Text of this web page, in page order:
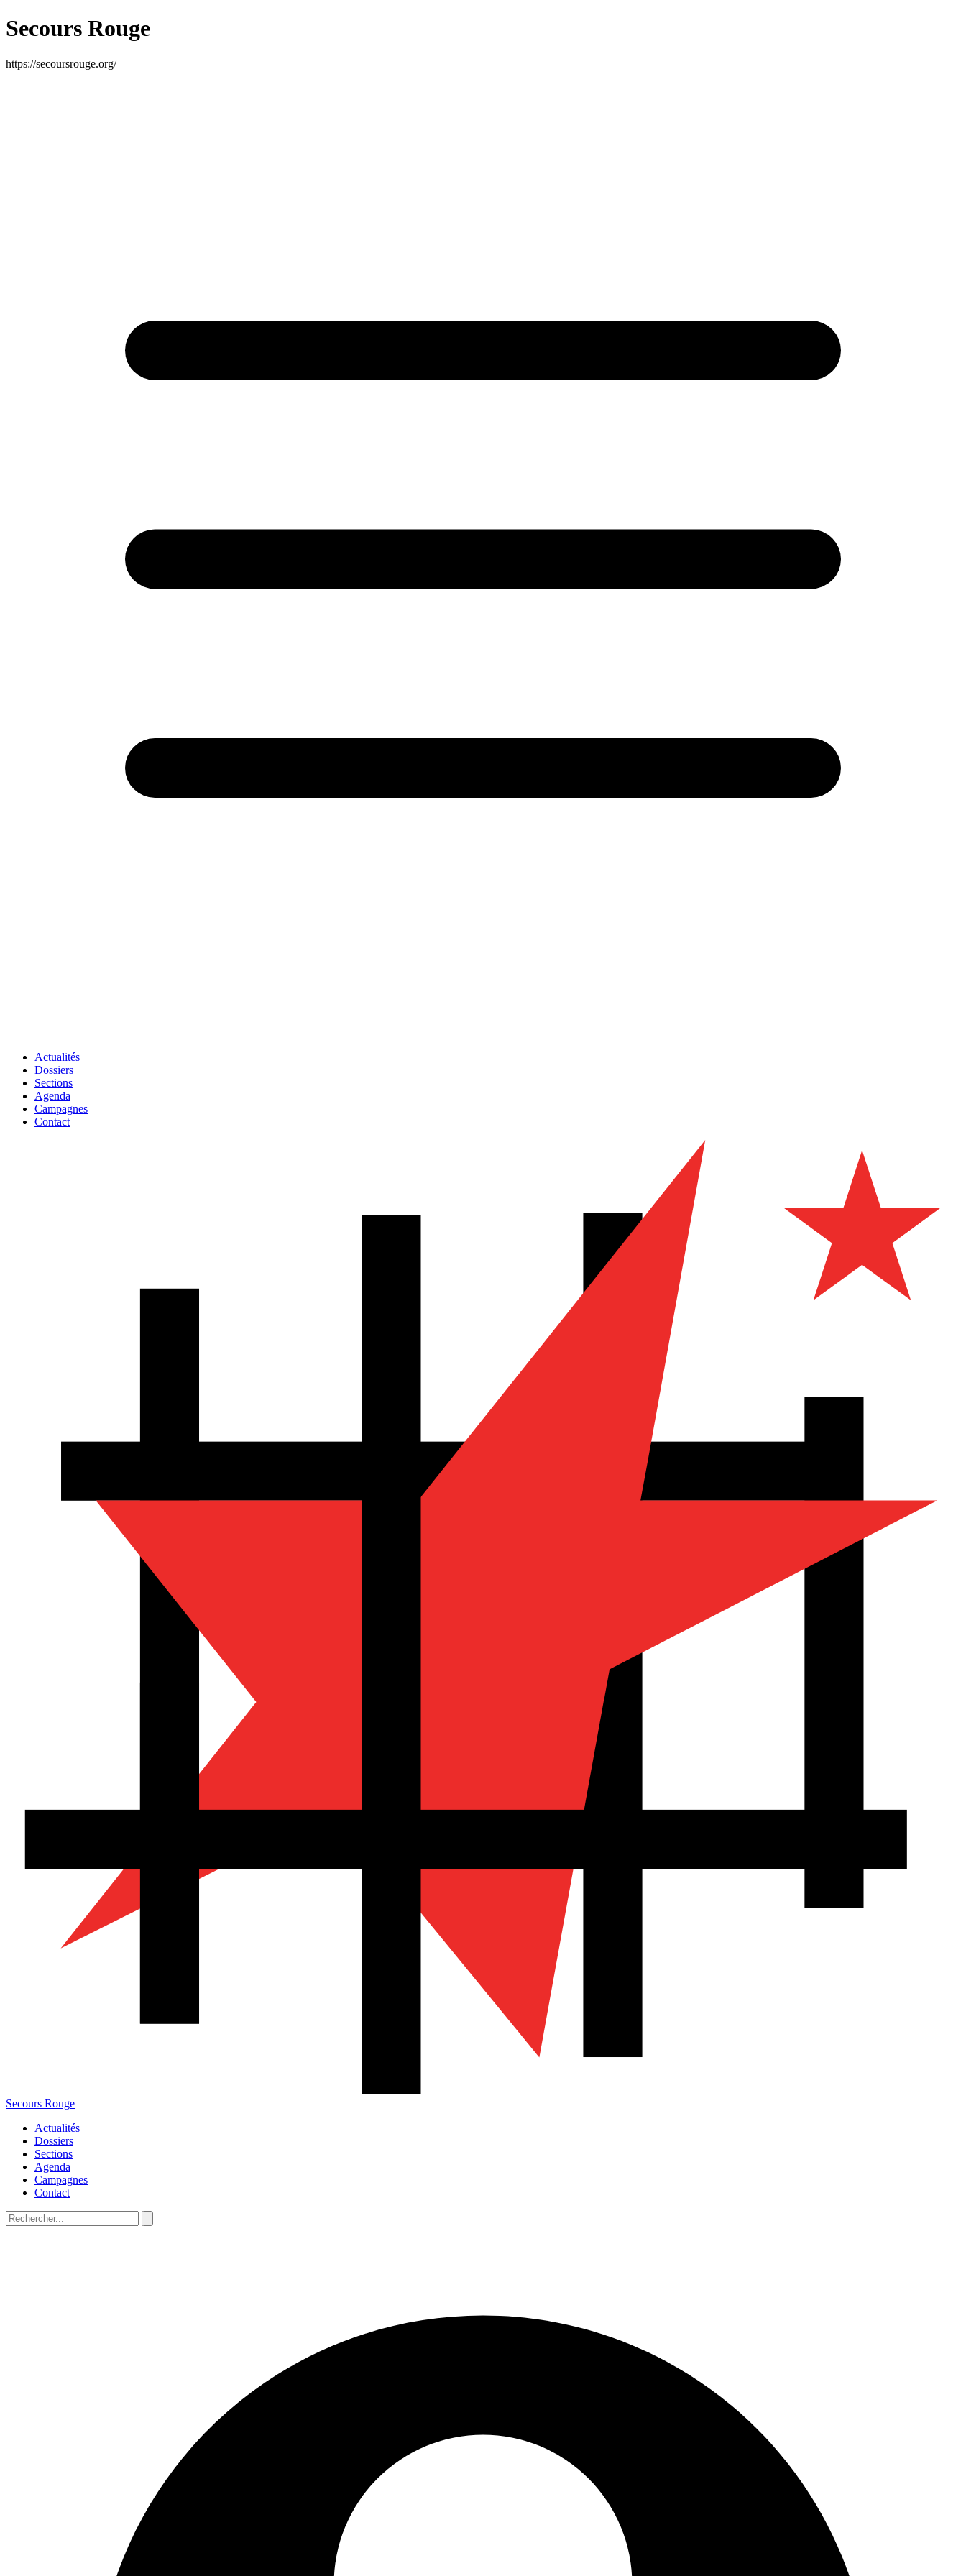
Secours Rouge
https://secoursrouge.org/
Actualités
Dossiers
Sections
Agenda
Campagnes
Contact
Secours Rouge
Actualités
Dossiers
Sections
Agenda
Campagnes
Contact